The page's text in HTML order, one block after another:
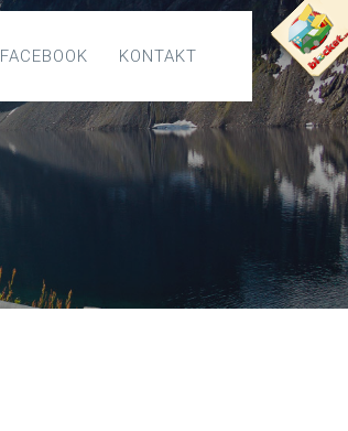
FACEBOOK KONTAKT